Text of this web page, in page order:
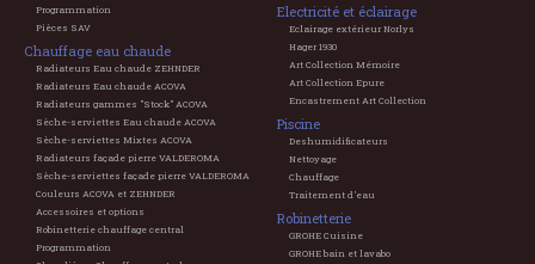
Programmation
Pièces SAV
Chauffage eau chaude
Radiateurs Eau chaude ZEHNDER
Radiateurs Eau chaude ACOVA
Radiateurs gammes "Stock" ACOVA
Sèche-serviettes Eau chaude ACOVA
Sèche-serviettes Mixtes ACOVA
Radiateurs façade pierre VALDEROMA
Sèche-serviettes façade pierre VALDEROMA
Couleurs ACOVA et ZEHNDER
Accessoires et options
Robinetterie chauffage central
Programmation
Electricité et éclairage
Eclairage extérieur Norlys
Hager 1930
Art Collection Mémoire
Art Collection Epure
Encastrement Art Collection
Piscine
Deshumidificateurs
Nettoyage
Chauffage
Traitement d'eau
Robinetterie
GROHE Cuisine
GROHE bain et lavabo